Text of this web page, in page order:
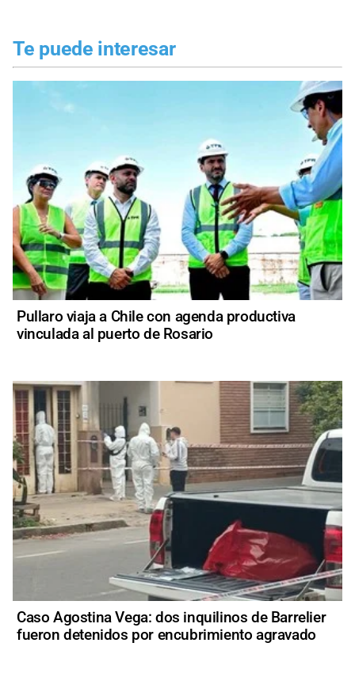
Te puede interesar
Pullaro viaja a Chile con agenda productiva
vinculada al puerto de Rosario
Caso Agostina Vega: dos inquilinos de Barrelier
fueron detenidos por encubrimiento agravado